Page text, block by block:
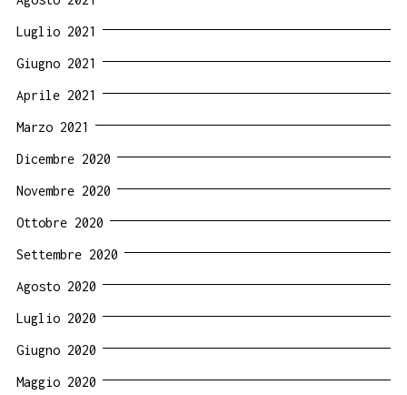
Luglio 2021
Giugno 2021
Aprile 2021
Marzo 2021
Dicembre 2020
Novembre 2020
Ottobre 2020
Settembre 2020
Agosto 2020
Luglio 2020
Giugno 2020
Maggio 2020